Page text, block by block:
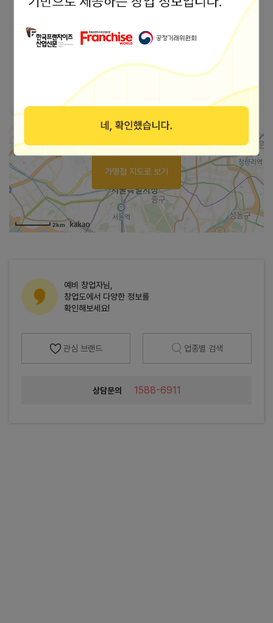
본사상호 (주)오색만찬
10433 경기도 고양시 일산동구 장항로 47 (백석
바로가기
2km
가맹점 지도로 보기
예비 창업자님,
창업도에서 다양한 정보를
확인해보세요!
관심 브랜드 업종별 검색
상담문의 1588-6911